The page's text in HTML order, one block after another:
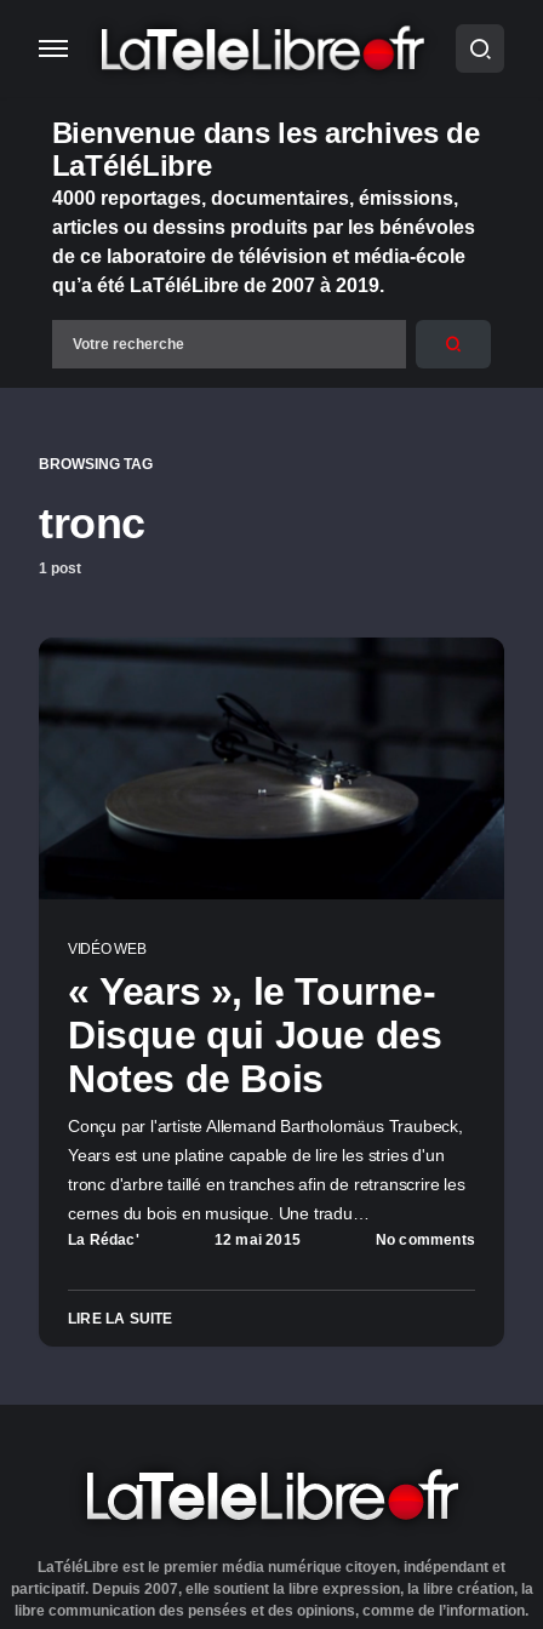
Bienvenue dans les archives de
LaTéléLibre
4000 reportages, documentaires, émissions,
articles ou dessins produits par les bénévoles
de ce laboratoire de télévision et média-école
qu’a été LaTéléLibre de 2007 à 2019.
BROWSING TAG
tronc
1 post
VIDÉO WEB
« Years », le Tourne-
Disque qui Joue des
Notes de Bois
Conçu par l'artiste Allemand Bartholomäus Traubeck,
Years est une platine capable de lire les stries d'un
tronc d'arbre taillé en tranches afin de retranscrire les
cernes du bois en musique. Une tradu…
La Rédac' 12 mai 2015 No comments
LIRE LA SUITE
LaTéléLibre est le premier média numérique citoyen, indépendant et
participatif. Depuis 2007, elle soutient la libre expression, la libre création, la
libre communication des pensées et des opinions, comme de l’information.